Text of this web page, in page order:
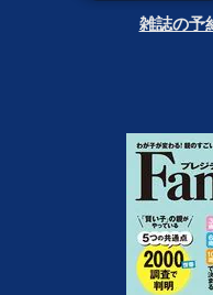
雑誌の予